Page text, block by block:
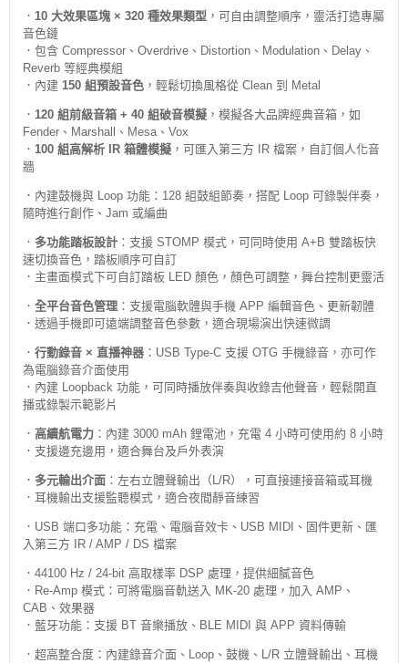
． 10 大效果區塊 × 320 種效果類型 ，可自由調整順序，靈活打造專屬
音色鏈
．包含 Compressor、Overdrive、Distortion、Modulation、Delay、
Reverb 等經典模組
．內建 150 組預設音色 ，輕鬆切換風格從 Clean 到 Metal
． 120 組前級音箱 + 40 組破音模擬 ，模擬各大品牌經典音箱，如
Fender、Marshall、Mesa、Vox
． 100 組高解析 IR 箱體模擬 ，可匯入第三方 IR 檔案，自訂個人化音
牆
．內建鼓機與 Loop 功能：128 組鼓組節奏，搭配 Loop 可錄製伴奏，
隨時進行創作、Jam 或編曲
． 多功能踏板設計 ：支援 STOMP 模式，可同時使用 A+B 雙踏板快
速切換音色，踏板順序可自訂
．主畫面模式下可自訂踏板 LED 顏色，顏色可調整，舞台控制更靈活
． 全平台音色管理 ：支援電腦軟體與手機 APP 編輯音色、更新韌體
．透過手機即可遠端調整音色參數，適合現場演出快速微調
． 行動錄音 × 直播神器 ：USB Type-C 支援 OTG 手機錄音，亦可作
為電腦錄音介面使用
．內建 Loopback 功能，可同時播放伴奏與收錄吉他聲音，輕鬆開直
播或錄製示範影片
． 高續航電力 ：內建 3000 mAh 鋰電池，充電 4 小時可使用約 8 小時
．支援邊充邊用，適合舞台及戶外表演
． 多元輸出介面 ：左右立體聲輸出（L/R），可直接連接音箱或耳機
．耳機輸出支援監聽模式，適合夜間靜音練習
．USB 端口多功能：充電、電腦音效卡、USB MIDI、固件更新、匯
入第三方 IR / AMP / DS 檔案
．44100 Hz / 24-bit 高取樣率 DSP 處理，提供細膩音色
．Re-Amp 模式：可將電腦音軌送入 MK-20 處理，加入 AMP、
CAB、效果器
．藍牙功能：支援 BT 音樂播放、BLE MIDI 與 APP 資料傳輸
．超高整合度：內建錄音介面、Loop、鼓機、L/R 立體聲輸出、耳機